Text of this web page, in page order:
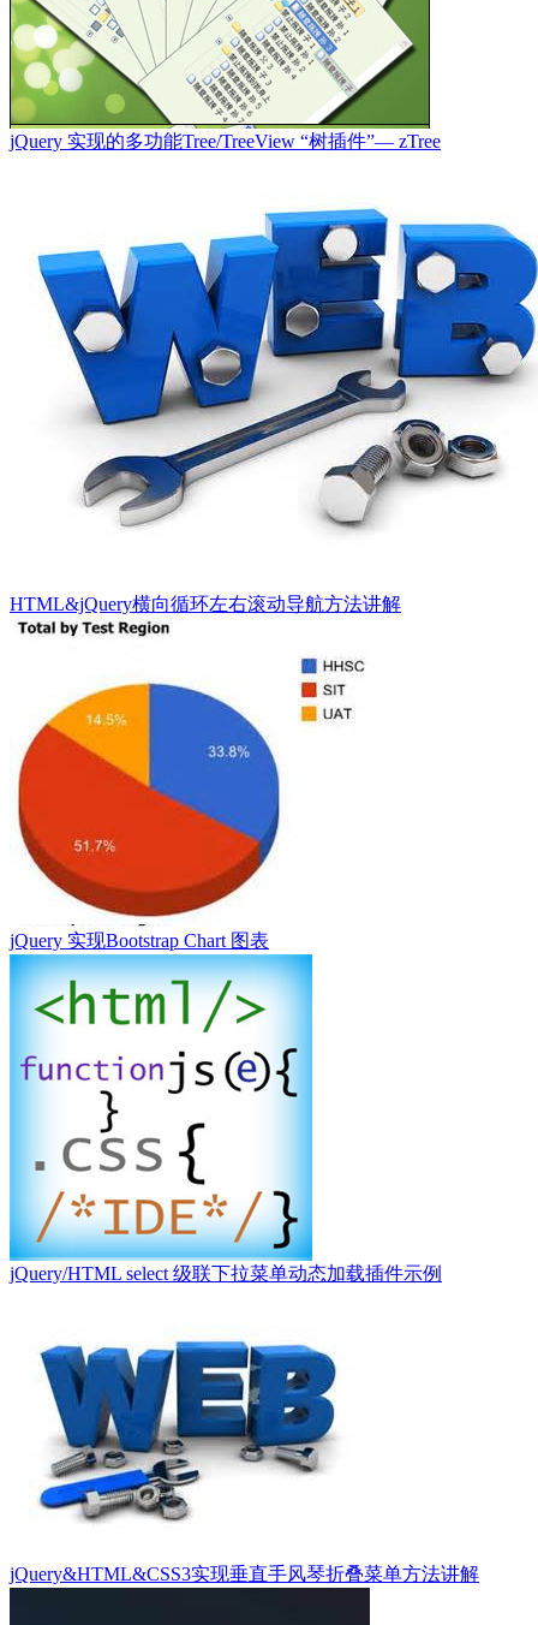
jQuery 实现的多功能Tree/TreeView “树插件”— zTree
HTML&jQuery横向循环左右滚动导航方法讲解
jQuery 实现Bootstrap Chart 图表
jQuery/HTML select 级联下拉菜单动态加载插件示例
jQuery&HTML&CSS3实现垂直手风琴折叠菜单方法讲解